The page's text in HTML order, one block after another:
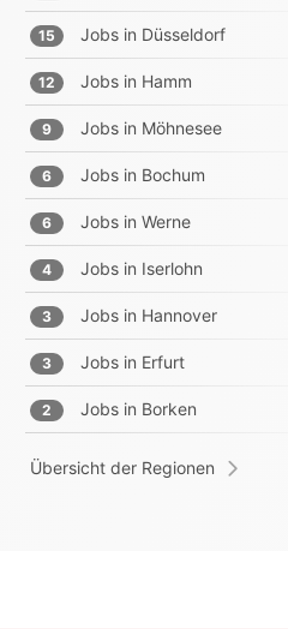
15 Jobs in Düsseldorf
12 Jobs in Hamm
9 Jobs in Möhnesee
6 Jobs in Bochum
6 Jobs in Werne
4 Jobs in Iserlohn
3 Jobs in Hannover
3 Jobs in Erfurt
2 Jobs in Borken
Übersicht der Regionen